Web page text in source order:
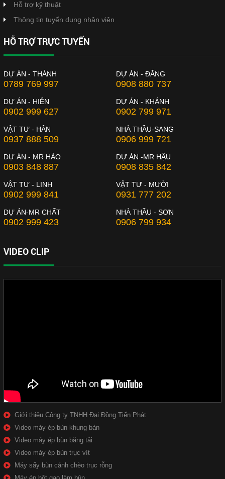
Hỗ trợ kỹ thuật
Thông tin tuyển dụng nhân viên
HỖ TRỢ TRỰC TUYẾN
DỰ ÁN - THÀNH
0789 769 997
DỰ ÁN - ĐĂNG
0908 880 737
DỰ ÁN - HIÊN
0902 999 627
DỰ ÁN - KHÁNH
0902 799 971
VẬT TƯ - HÂN
0937 888 509
NHÀ THẦU-SANG
0906 999 721
DỰ ÁN - MR HÀO
0903 848 887
DỰ ÁN -MR HẬU
0908 835 842
VẬT TƯ - LINH
0902 999 841
VẬT TƯ - MƯỜI
0931 777 202
DỰ ÁN-MR CHẤT
0902 999 423
NHÀ THẦU - SƠN
0906 799 934
VIDEO CLIP
Giới thiệu Công ty TNHH Đại Đồng Tiến Phát
Video máy ép bùn khung bản
Video máy ép bùn băng tải
Video máy ép bùn trục vít
Máy sấy bùn cánh chèo trục rỗng